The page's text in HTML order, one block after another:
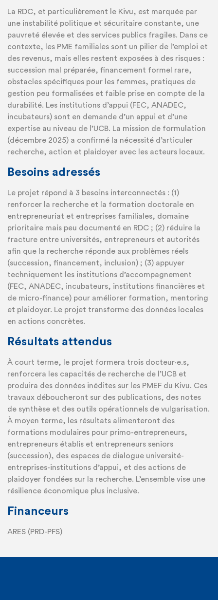
La RDC, et particulièrement le Kivu, est marquée par
une instabilité politique et sécuritaire constante, une
pauvreté élevée et des services publics fragiles. Dans ce
contexte, les PME familiales sont un pilier de l’emploi et
des revenus, mais elles restent exposées à des risques :
succession mal préparée, financement formel rare,
obstacles spécifiques pour les femmes, pratiques de
gestion peu formalisées et faible prise en compte de la
durabilité. Les institutions d’appui (FEC, ANADEC,
incubateurs) sont en demande d’un appui et d’une
expertise au niveau de l’UCB. La mission de formulation
(décembre 2025) a confirmé la nécessité d’articuler
recherche, action et plaidoyer avec les acteurs locaux.
Besoins adressés
Le projet répond à 3 besoins interconnectés : (1)
renforcer la recherche et la formation doctorale en
entrepreneuriat et entreprises familiales, domaine
prioritaire mais peu documenté en RDC ; (2) réduire la
fracture entre universités, entrepreneurs et autorités
afin que la recherche réponde aux problèmes réels
(succession, financement, inclusion) ; (3) appuyer
techniquement les institutions d’accompagnement
(FEC, ANADEC, incubateurs, institutions financières et
de micro-finance) pour améliorer formation, mentoring
et plaidoyer. Le projet transforme des données locales
en actions concrètes.
Résultats attendus
À court terme, le projet formera trois docteur·e.s,
renforcera les capacités de recherche de l’UCB et
produira des données inédites sur les PMEF du Kivu. Ces
travaux déboucheront sur des publications, des notes
de synthèse et des outils opérationnels de vulgarisation.
À moyen terme, les résultats alimenteront des
formations modulaires pour primo-entrepreneurs,
entrepreneurs établis et entrepreneurs seniors
(succession), des espaces de dialogue université-
entreprises-institutions d’appui, et des actions de
plaidoyer fondées sur la recherche. L’ensemble vise une
résilience économique plus inclusive.
Financeurs
ARES (PRD-PFS)